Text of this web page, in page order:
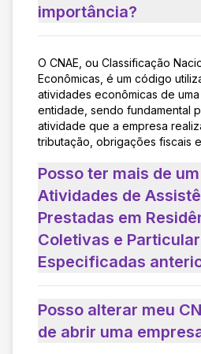
importância?
O CNAE, ou Classificação
Econômicas, é um código
atividades econômicas de
entidade, sendo fundamental
atividade que a empresa
tributação, obrigações fiscais
Posso ter mais de
Atividades de
Prestadas em
Coletivas e
Especificadas
Posso alterar meu
de abrir uma